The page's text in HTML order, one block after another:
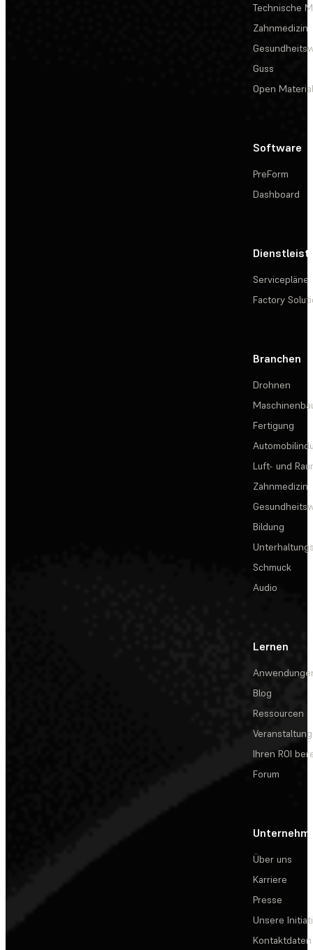
Technische
Zahnmedizin
Guss
Open
Software
PreForm
Dashboard
Servicepläne
Factory
Branchen
Drohnen
Fertigung
Luft- und
Zahnmedizin
Bildung
Schmuck
Audio
Lernen
Blog
Ressourcen
Ihren ROI
Forum
Über uns
Karriere
Presse
Unsere
Kontaktdaten